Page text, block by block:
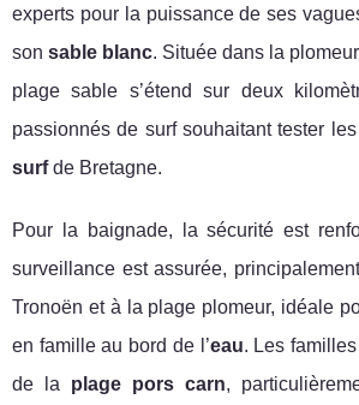
experts pour la puissance de ses
sonsable blanc. Située dans la
plage sable s’étend sur deux
passionnés de surf souhaitant tester
surfde Bretagne.
Pour la baignade, la sécurité est
surveillance est assurée,
Tronoën et à la plage plomeur, idéale
en famille au bord de l’eau. Les
de la plage pors carn,